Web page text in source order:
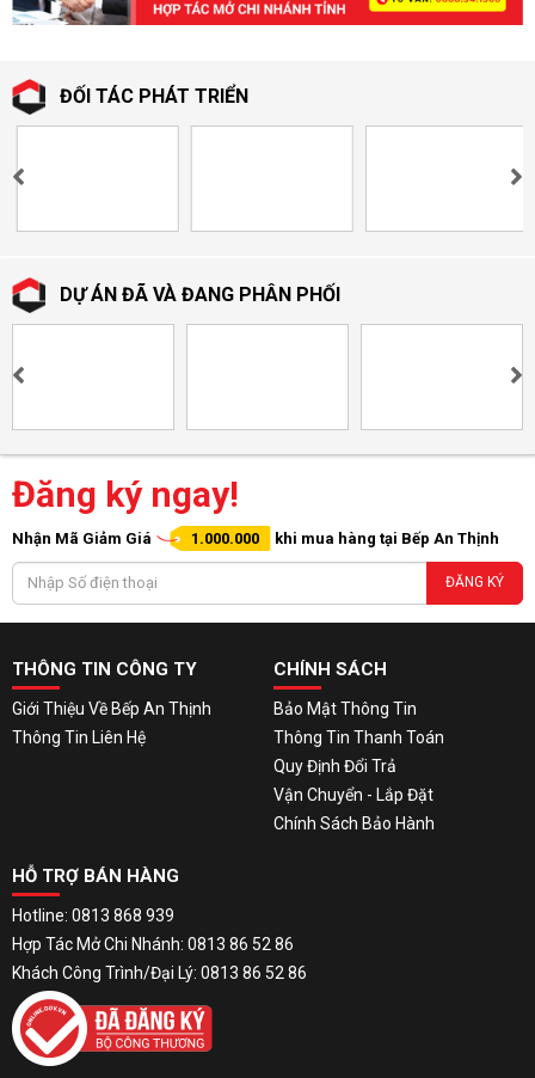
ĐỐI TÁC PHÁT TRIỂN
DỰ ÁN ĐÃ VÀ ĐANG PHÂN PHỐI
Đăng ký ngay!
Nhận Mã Giảm Giá 1.000.000 khi mua hàng tại Bếp An Thịnh
ĐĂNG KÝ
THÔNG TIN CÔNG TY
Giới Thiệu Về Bếp An Thịnh
Thông Tin Liên Hệ
CHÍNH SÁCH
Bảo Mật Thông Tin
Thông Tin Thanh Toán
Quy Định Đổi Trả
Vận Chuyển - Lắp Đặt
Chính Sách Bảo Hành
HỖ TRỢ BÁN HÀNG
Hotline: 0813 868 939
Hợp Tác Mở Chi Nhánh: 0813 86 52 86
Khách Công Trình/Đại Lý: 0813 86 52 86